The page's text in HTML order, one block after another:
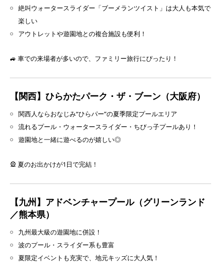
絶叫ウォータースライダー「ブーメランツイスト」は大人も本気で
楽しい
アウトレットや遊園地との複合施設も便利！
🚙 車での来場者が多いので、ファミリー旅行にぴったり！
【関西】ひらかたパーク・ザ・ブーン（大阪府）
関西人ならおなじみ“ひらパー”の夏季限定プールエリア
流れるプール・ウォータースライダー・ちびっ子プールあり！
遊園地と一緒に遊べるのが嬉しい◎
🎡 夏のお出かけが1日で完結！
【九州】アドベンチャープール（グリーンランド
／熊本県）
九州最大級の遊園地に併設！
波のプール・スライダー系も豊富
夏限定イベントも充実で、地元キッズに大人気！